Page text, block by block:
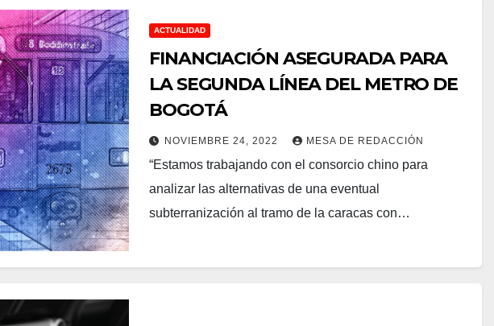
ACTUALIDAD
FINANCIACIÓN ASEGURADA PARA
LA SEGUNDA LÍNEA DEL METRO DE
BOGOTÁ
NOVIEMBRE 24, 2022 MESA DE REDACCIÓN
“Estamos trabajando con el consorcio chino para
analizar las alternativas de una eventual
subterranización al tramo de la caracas con…